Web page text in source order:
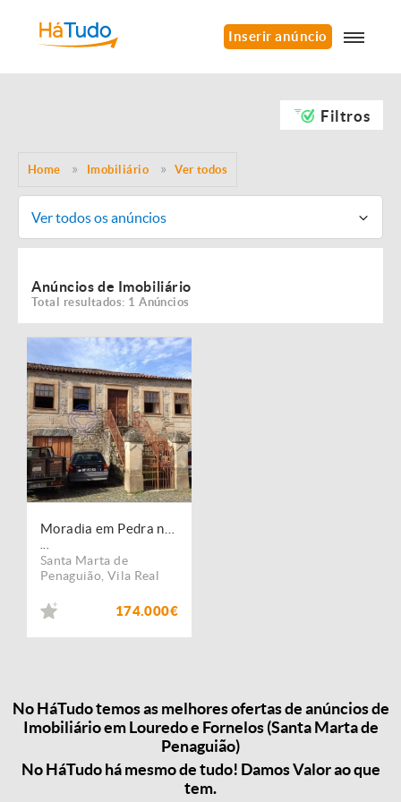
Inserir anúncio
Filtros
Home Imobiliário Ver todos
Ver todos os anúncios
Anúncios de Imobiliário
Total resultados: 1 Anúncios
Santa Marta de
Penaguião Vila Real
174.000€
No HáTudo temos as melhores ofertas de anúncios de
Imobiliário em Louredo e Fornelos (Santa Marta de
Penaguião)
No HáTudo há mesmo de tudo! Damos Valor ao que
tem.